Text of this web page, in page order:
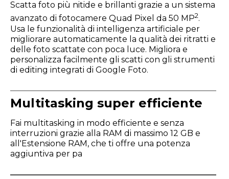
Scatta foto più nitide e brillanti grazie a un sistema
avanzato di fotocamere Quad Pixel da 50 MP2.
Usa le funzionalità di intelligenza artificiale per
migliorare automaticamente la qualità dei ritratti e
delle foto scattate con poca luce. Migliora e
personalizza facilmente gli scatti con gli strumenti
di editing integrati di Google Foto.
Multitasking super efficiente
Fai multitasking in modo efficiente e senza
interruzioni grazie alla RAM di massimo 12 GB e
all'Estensione RAM, che ti offre una potenza
aggiuntiva per pa